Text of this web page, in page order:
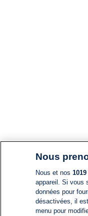
Nous
Nous et nos 1019
appareil. Si vous
données pour
désactivées, il
menu pour